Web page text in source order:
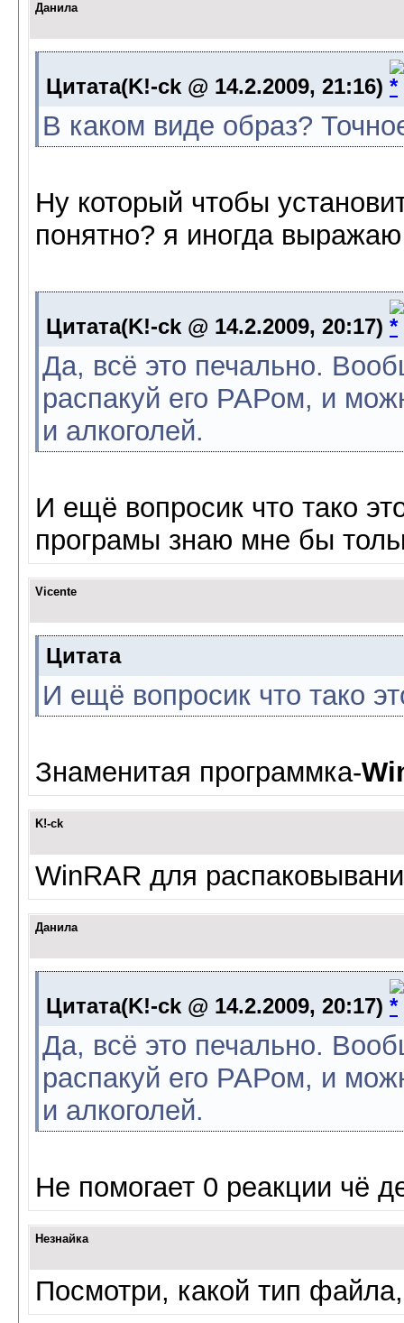
Данила
Цитата(K!-ck @ 14.2.2009, 21:16)
В каком виде образ?
Ну который чтобы
понятно? я иногда
Цитата(K!-ck @ 14.2.2009, 20:17)
Да, всё это печально.
распакуй его РАРом, и
и алкоголей.
И ещё вопросик что тако
програмы знаю мне бы
Vicente
Цитата
И ещё вопросик что тако
Знаменитая программка-
K!-ck
WinRAR для
Данила
Цитата(K!-ck @ 14.2.2009, 20:17)
Да, всё это печально.
распакуй его РАРом, и
и алкоголей.
Не помогает 0 реакции чё
Незнайка
Посмотри, какой тип